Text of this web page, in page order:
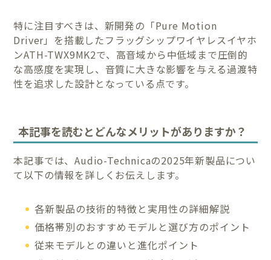
特に注目すべきは、新開発の「Pure Motion
Driver」を搭載したフラッグシップワイヤレスイヤホ
ンATH-TWX9MK2で、高音域から中低域まで圧倒的
な高感度を実現し、音質に大きな影響を与える過渡特
性を追求した設計となっている点です。
本記事を読むとどんなメリットがありますか？
本記事では、Audio-Technicaの2025年新製品につい
て以下の情報を詳しくお伝えします。
各新製品の技術的特徴と実用性の詳細解説
価格帯別のおすすめモデルと選び方のポイント
従来モデルとの違いと進化ポイント